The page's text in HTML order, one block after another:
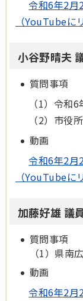
令和6年2月
（YouTubeに
小谷野晴夫
質問事項
（1）令和6
（2）市役所
動画
令和6年2
（YouTubeに
加藤好雄 議
質問事項
（1）県南
動画
令和6年2